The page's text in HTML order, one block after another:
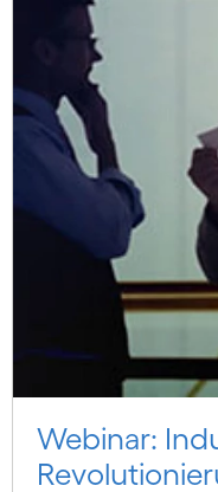
Webinar: